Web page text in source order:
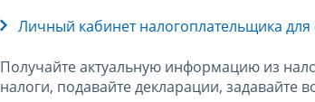
Личный кабинет налогоплательщика
Получайте актуальную информацию из
налоги, подавайте декларации, задавайте